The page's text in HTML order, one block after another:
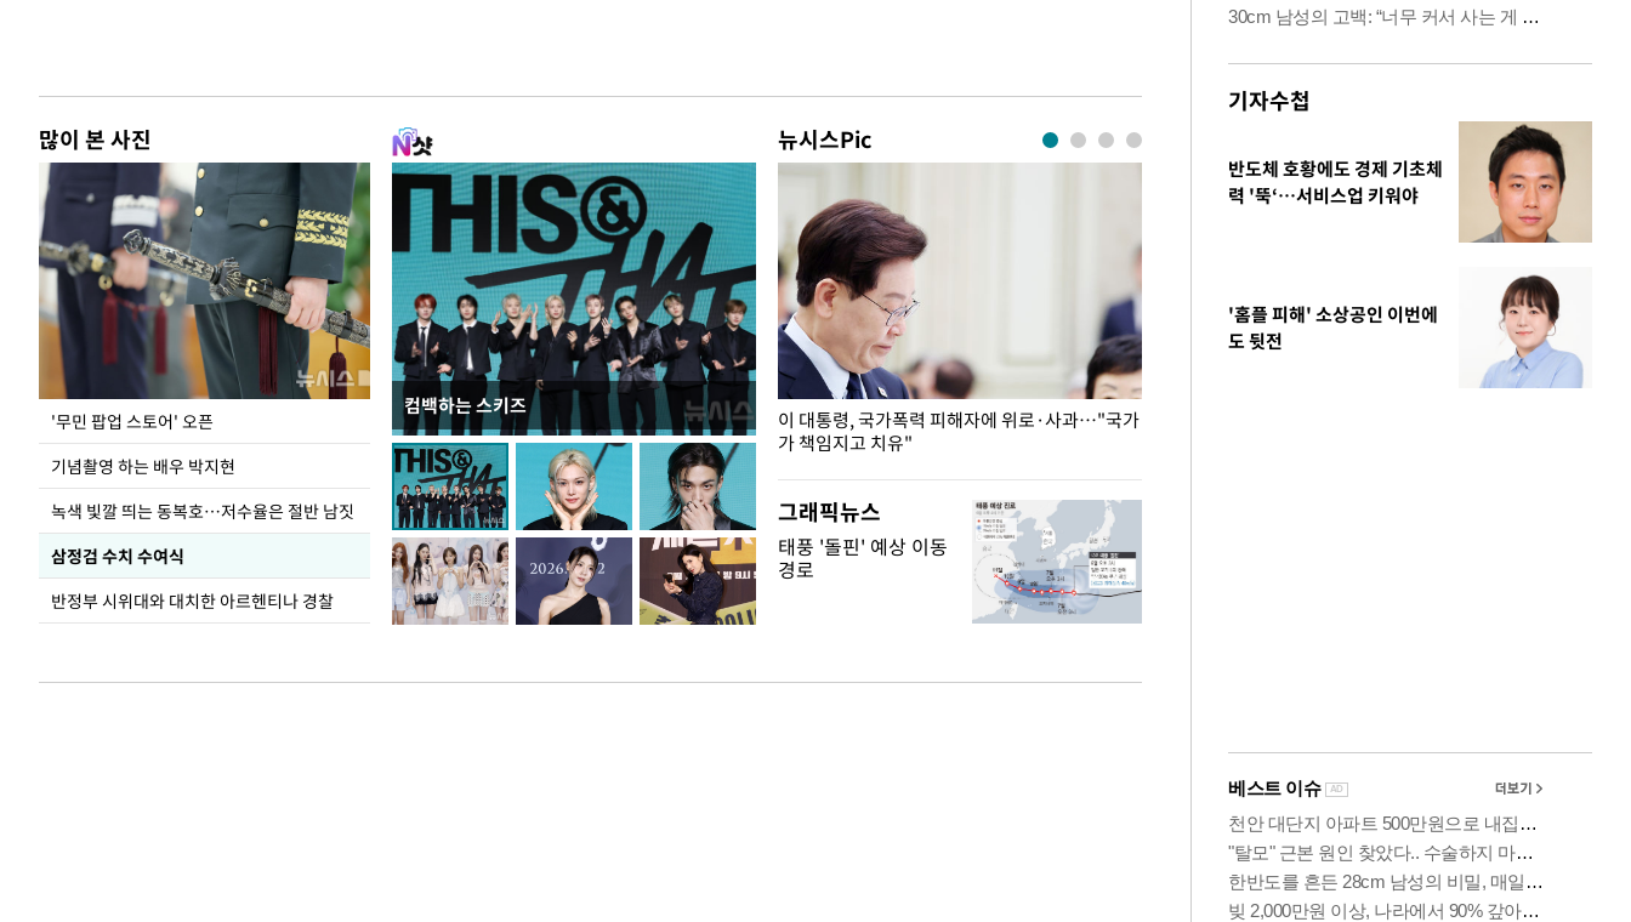
많이 본 사진
'무민 팝업 스토어' 오픈
기념촬영 하는 배우 박지현
녹색 빛깔 띄는 동복호…저수율은 절반 남짓
삼정검 수치 수여식
반정부 시위대와 대치한 아르헨티나 경찰
컴백하는 스키즈
뉴시스Pic
지석천 뒤덮은 개구리밥
이 대통령, 국가폭력 피해자에 위로·사과…"국가
가 책임지고 치유"
그래픽뉴스
태풍 '돌핀' 예상 이동
경로
기자수첩
반도체 호황에도 경제 기초체
력 '뚝‘…서비스업 키워야
'홈플 피해' 소상공인 이번에
도 뒷전